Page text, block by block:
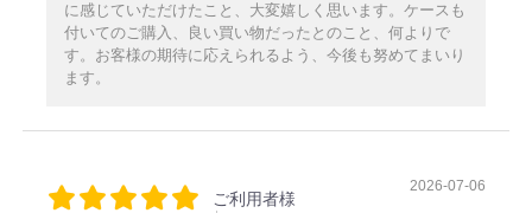
に感じていただけたこと、大変嬉しく思います。ケースも
付いてのご購入、良い買い物だったとのこと、何よりで
す。お客様の期待に応えられるよう、今後も努めてまいり
ます。
ご利用者様
2026-07-06